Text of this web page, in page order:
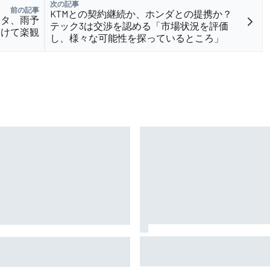
前の記事
、雨予
て楽観
次の記事
KTMとの契約継続か、ホンダとの提携か？
テック3は交渉を認める「市場状況を評価
し、様々な可能性を探っているところ」
星野一樹監督「オサリバン